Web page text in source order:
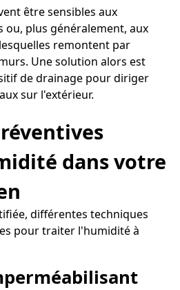
être sensibles aux
ou, plus généralement, aux
remontent par
Une solution alors est
de drainage pour diriger
sur l'extérieur.
dans votre
différentes techniques
pour traiter l'humidité à